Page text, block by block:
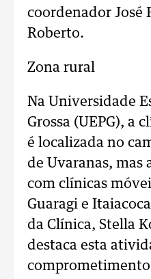
coordenador José
Roberto.
Zona rural
Na Universidade
Grossa (UEPG), a
é localizada no
de Uvaranas, mas
com clínicas
Guaragi e
da Clínica, Stella
destaca esta